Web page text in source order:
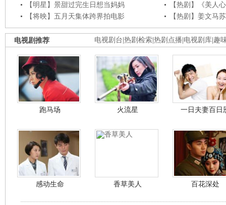
【明星】景甜过完生日想当妈妈
【热剧】《美人
【将映】五月天集体跨界拍电影
【热剧】姜文马
电视剧台 热剧检索 热剧点播 电视剧库 趣
电视剧推荐
跑马场 火流星 一日夫妻百日
感动生命 香草美人 百花深处